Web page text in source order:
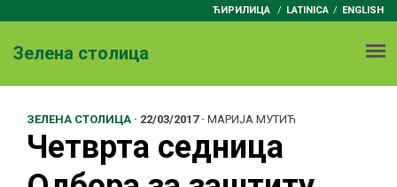
ЋИРИЛИЦА / LATINICA ENGLISH
Зелена столица
ЗЕЛЕНА СТОЛИЦА · 22/03/2017· МАРИЈА МУТИЋ
Четврта седница